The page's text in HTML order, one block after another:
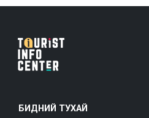
БИДНИЙ ТУХАЙ